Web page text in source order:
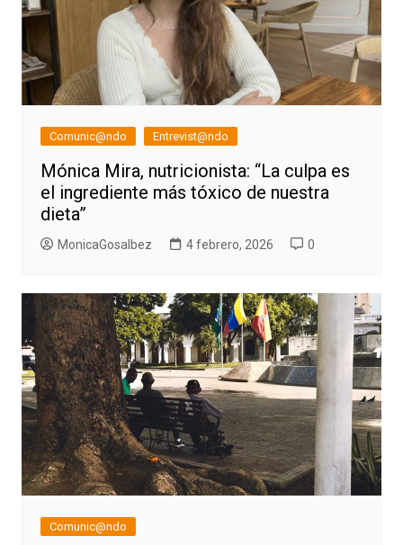
Comunic@ndo Entrevist@ndo
Mónica Mira, nutricionista: “La culpa es
el ingrediente más tóxico de nuestra
dieta”
MonicaGosalbez 4 febrero, 2026 0
Comunic@ndo